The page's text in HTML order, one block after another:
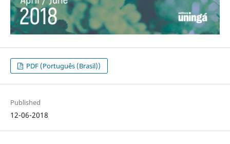
PDF (Português (Brasil))
Published
12-06-2018